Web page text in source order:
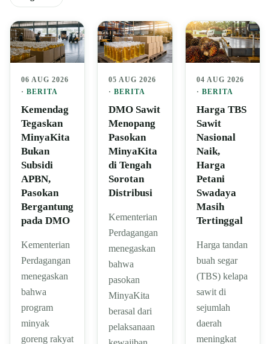
06 AUG 2026
· BERITA
Kemendag
Tegaskan
MinyaKita
Bukan
Subsidi
APBN,
Pasokan
Bergantung
pada DMO
Kementerian
Perdagangan
menegaskan
bahwa
program
minyak
goreng rakyat
05 AUG 2026
·BERITA
DMO Sawit
Menopang
Pasokan
MinyaKita
di Tengah
Sorotan
Distribusi
Kementerian
Perdagangan
menegaskan
bahwa
pasokan
MinyaKita
berasal dari
pelaksanaan
04 AUG 2026
· BERITA
Harga TBS
Sawit
Nasional
Naik,
Harga
Petani
Swadaya
Masih
Tertinggal
Harga tandan
buah segar
(TBS) kelapa
sawit di
sejumlah
daerah
meningkat